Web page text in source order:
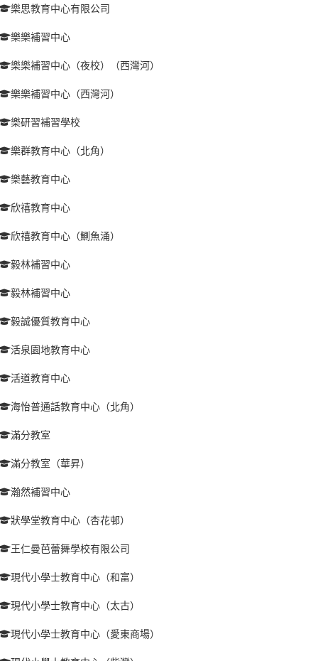
樂思教育中心有限公司
樂樂補習中心
樂樂補習中心（夜校）（西灣河）
樂樂補習中心（西灣河）
樂研習補習學校
樂群教育中心（北角）
樂藝教育中心
欣禧教育中心
欣禧教育中心（鰂魚涌）
毅林補習中心
毅林補習中心
毅誠優質教育中心
活泉園地教育中心
活道教育中心
海怡普通話教育中心（北角）
滿分教室
滿分教室（華昇）
瀚然補習中心
狀學堂教育中心（杏花邨）
王仁曼芭蕾舞學校有限公司
現代小學士教育中心（和富）
現代小學士教育中心（太古）
現代小學士教育中心（愛東商場）